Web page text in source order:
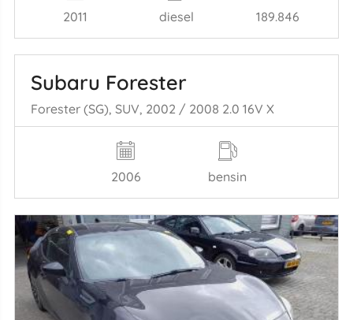
2011 diesel 189.846
Subaru Forester
Forester (SG), SUV, 2002 / 2008 2.0 16V X
2006 bensin